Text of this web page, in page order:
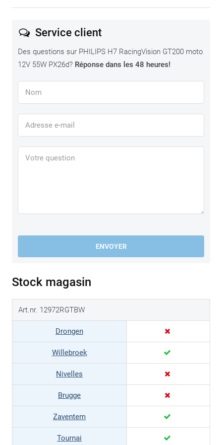
Service client
Des questions sur PHILIPS H7 RacingVision GT200 moto
12V 55W PX26d? Réponse dans les 48 heures!
ENVOYER
Stock magasin
Art.nr. 12972RGTBW
Drongen
Willebroek
Nivelles
Brugge
Zaventem
Tournai